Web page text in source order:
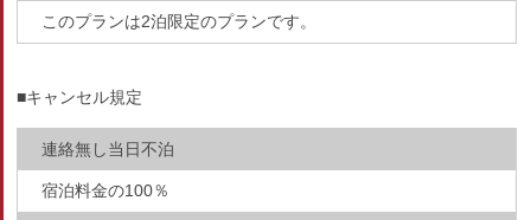
このプランは2泊限定のプランです。
■キャンセル規定
連絡無し当日不泊
宿泊料金の100％